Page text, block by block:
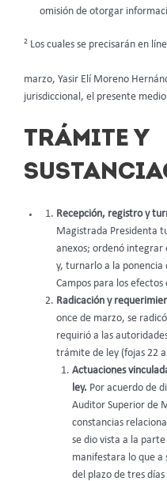
omisión de otorgar
2 Los cuales se precisarán en
marzo, Yasir Elí Moreno
jurisdiccional, el presente
TRÁMITE Y
Recepción, registro y
Magistrada Presidenta
anexos; ordenó integrar
y, turnarlo a la ponencia
Campos para los
Radicación y
once de marzo, se
requirió a las
trámite de ley (fojas 22
Actuaciones
ley. Por acuerdo de
Auditor Superior de
constancias
se dio vista a la
manifestara lo que a
del plazo de tres